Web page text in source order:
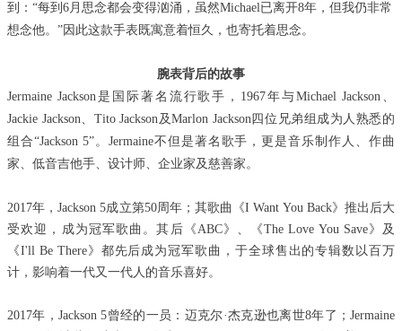
到：“每到6月思念都会变得汹涌，虽然Michael已离开8年，但我仍非常
想念他。”因此这款手表既寓意着恒久，也寄托着思念。
腕表背后的故事
Jermaine Jackson是国际著名流行歌手，1967年与Michael Jackson、
Jackie Jackson、Tito Jackson及Marlon Jackson四位兄弟组成为人熟悉的
组合“Jackson 5”。Jermaine不但是著名歌手，更是音乐制作人、作曲
家、低音吉他手、设计师、企业家及慈善家。
2017年，Jackson 5成立第50周年；其歌曲《I Want You Back》推出后大
受欢迎，成为冠军歌曲。其后《ABC》、《The Love You Save》及
《I'll Be There》都先后成为冠军歌曲，于全球售出的专辑数以百万
计，影响着一代又一代人的音乐喜好。
2017年，Jackson 5曾经的一员：迈克尔·杰克逊也离世8年了；Jermaine